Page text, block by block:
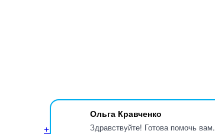
Ольга Кравченко
Здравствуйте! Готова помочь вам.
+7 (999) 333-79-62